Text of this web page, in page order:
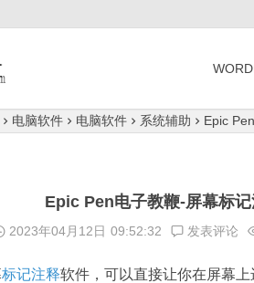
电脑软件 电脑软件 系统辅助 Epic
Epic Pen电子教鞭-屏幕标
2023年04月12日 09:52:32 发表评论
标记注释软件，可以直接让你在屏幕